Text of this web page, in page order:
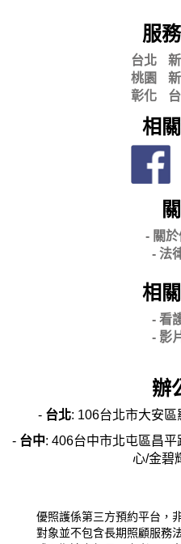
服
台北
桃園
彰化
相
- 關於
- 法
相
- 看
- 影
辦
- 台北: 106台北市大安
- 台中: 406台中市北屯區昌
心/金碧
優照護係第三方預約平台，
對象並不包含長期照顧服務